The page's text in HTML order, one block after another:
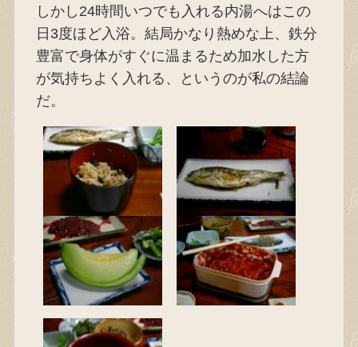
しかし24時間いつでも入れる内湯へはこの
日3度ほど入浴。結局かなり熱めな上、鉄分
豊富で身体がすぐに温まるため加水した方
が気持ちよく入れる、というのが私の結論
だ。